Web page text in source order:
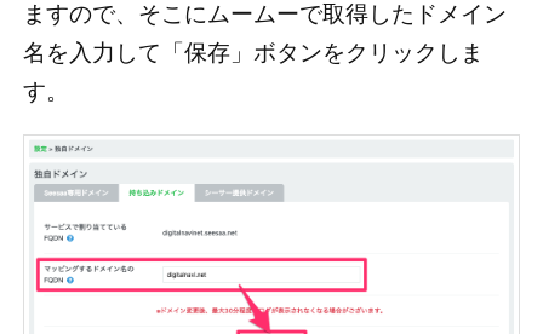
ますので、そこにムームーで取得したドメイン
名を入力して「保存」ボタンをクリックしま
す。